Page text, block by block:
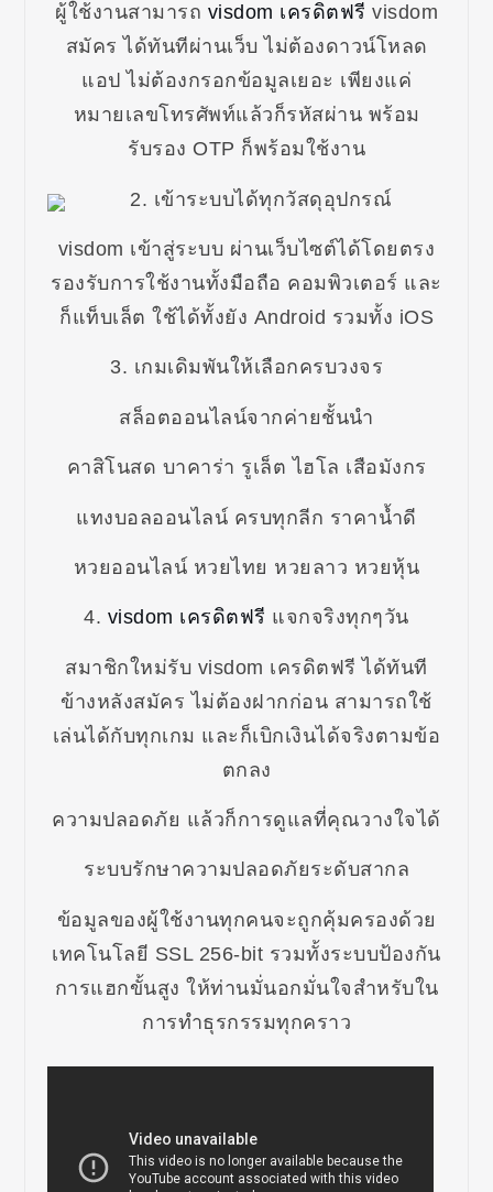
ผู้ใช้งานสามารถ visdom เครดิตฟรี visdom
สมัคร ได้ทันทีผ่านเว็บ ไม่ต้องดาวน์โหลด
แอป ไม่ต้องกรอกข้อมูลเยอะ เพียงแค่
หมายเลขโทรศัพท์แล้วก็รหัสผ่าน พร้อม
รับรอง OTP ก็พร้อมใช้งาน
2. เข้าระบบได้ทุกวัสดุอุปกรณ์
visdom เข้าสู่ระบบ ผ่านเว็บไซต์ได้โดยตรง
รองรับการใช้งานทั้งมือถือ คอมพิวเตอร์ และ
ก็แท็บเล็ต ใช้ได้ทั้งยัง Android รวมทั้ง iOS
3. เกมเดิมพันให้เลือกครบวงจร
สล็อตออนไลน์จากค่ายชั้นนำ
คาสิโนสด บาคาร่า รูเล็ต ไฮโล เสือมังกร
แทงบอลออนไลน์ ครบทุกลีก ราคาน้ำดี
หวยออนไลน์ หวยไทย หวยลาว หวยหุ้น
4. visdom เครดิตฟรี แจกจริงทุกๆวัน
สมาชิกใหม่รับ visdom เครดิตฟรี ได้ทันที
ข้างหลังสมัคร ไม่ต้องฝากก่อน สามารถใช้
เล่นได้กับทุกเกม และก็เบิกเงินได้จริงตามข้อ
ตกลง
ความปลอดภัย แล้วก็การดูแลที่คุณวางใจได้
ระบบรักษาความปลอดภัยระดับสากล
ข้อมูลของผู้ใช้งานทุกคนจะถูกคุ้มครองด้วย
เทคโนโลยี SSL 256-bit รวมทั้งระบบป้องกัน
การแฮกขั้นสูง ให้ท่านมั่นอกมั่นใจสำหรับใน
การทำธุรกรรมทุกคราว